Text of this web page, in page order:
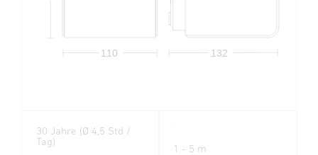
132
110
30 Jahre (Ø 4,5 Std /
Tag)
1 - 5 m